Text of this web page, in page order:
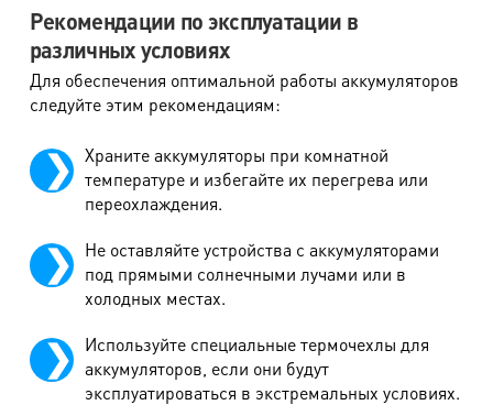
Рекомендации по эксплуатации в
различных условиях
Для обеспечения оптимальной работы аккумуляторов
следуйте этим рекомендациям:
Храните аккумуляторы при комнатной
температуре и избегайте их перегрева или
переохлаждения.
Не оставляйте устройства с аккумуляторами
под прямыми солнечными лучами или в
холодных местах.
Используйте специальные термочехлы для
аккумуляторов, если они будут
эксплуатироваться в экстремальных условиях.